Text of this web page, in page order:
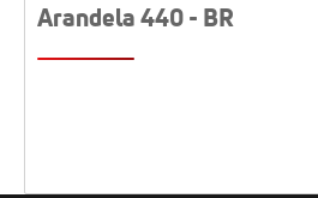
Arandela 440 - BR